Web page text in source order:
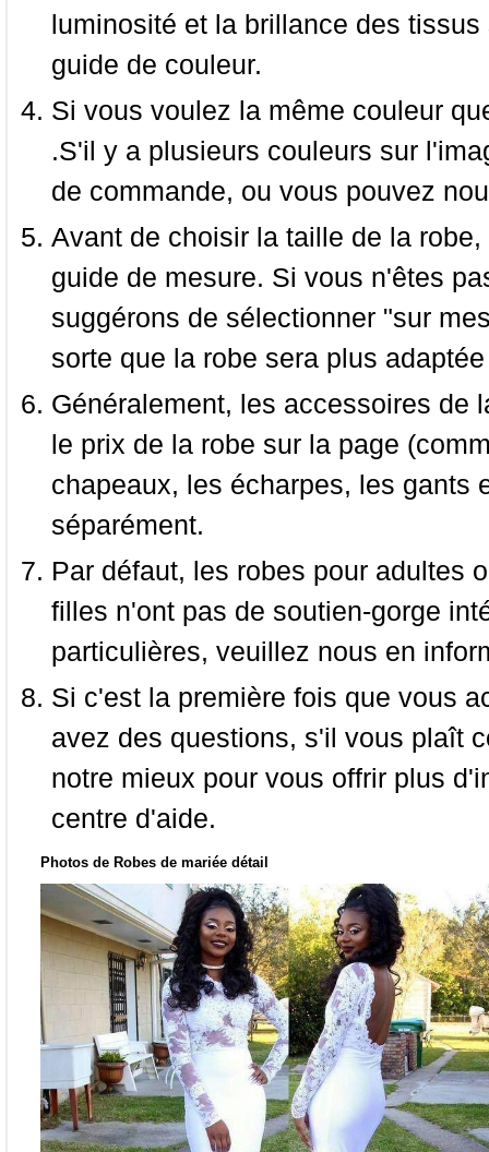
luminosité et la brillance des
guide de couleur.
Si vous voulez la même couleur
.S'il y a plusieurs couleurs sur
de commande, ou vous pouvez
Avant de choisir la taille de la
guide de mesure. Si vous n'êtes
suggérons de sélectionner "sur
sorte que la robe sera plus
Généralement, les accessoires de
le prix de la robe sur la page
chapeaux, les écharpes, les gants
séparément.
Par défaut, les robes pour adultes
filles n'ont pas de soutien-gorge
particulières, veuillez nous en
Si c'est la première fois que vous
avez des questions, s'il vous plaît
notre mieux pour vous offrir plus
centre d'aide.
Photos de Robes de mariée détail